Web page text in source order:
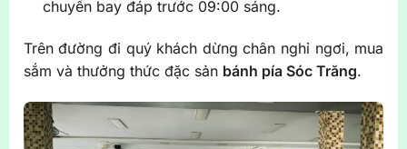
chuyến bay đáp trước 09:00 sáng.
Trên đường đi quý khách dừng chân nghỉ ngơi, mua
sắm và thưởng thức đặc sản bánh pía Sóc Trăng.